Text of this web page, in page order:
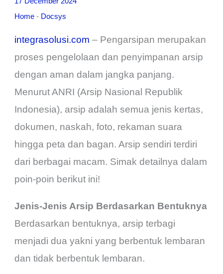
Home - Docsys
integrasolusi.com – Pengarsipan merupakan
proses pengelolaan dan penyimpanan arsip
dengan aman dalam jangka panjang.
Menurut ANRI (Arsip Nasional Republik
Indonesia), arsip adalah semua jenis kertas,
dokumen, naskah, foto, rekaman suara
hingga peta dan bagan. Arsip sendiri terdiri
dari berbagai macam. Simak detailnya dalam
poin-poin berikut ini!
Jenis-Jenis Arsip Berdasarkan Bentuknya
Berdasarkan bentuknya, arsip terbagi
menjadi dua yakni yang berbentuk lembaran
dan tidak berbentuk lembaran.